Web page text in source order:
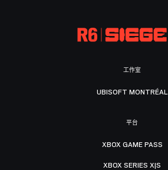
工作室
UBISOFT MONTRÉAL
平台
XBOX GAME PASS
XBOX SERIES X|S